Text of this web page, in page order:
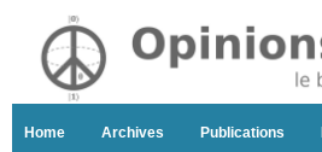
Home Archives Publications